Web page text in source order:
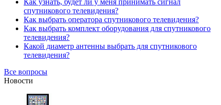
Как узнать, будет ли у меня принимать сигнал
спутникового телевидения?
Как выбрать оператора спутникового телевидения?
Как выбрать комплект оборудования для спутникового
телевидения?
Какой диаметр антенны выбрать для спутникового
телевидения?
Все вопросы
Новости